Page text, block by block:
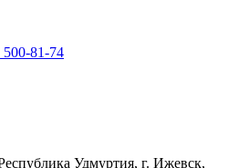
500-81-74
Удмуртия, г. Ижевск,